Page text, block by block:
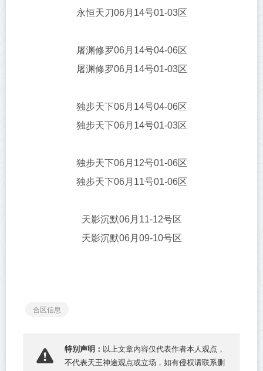
永恒天刀06月14号01-03区
屠渊修罗06月14号04-06区
屠渊修罗06月14号01-03区
独步天下06月14号04-06区
独步天下06月14号01-03区
独步天下06月12号01-06区
独步天下06月11号01-06区
天影沉默06月11-12号区
天影沉默06月09-10号区
合区信息
特别声明： 以上文章内容仅代表作者本人观点，
不代表天王神途观点或立场，如有侵权请联系删